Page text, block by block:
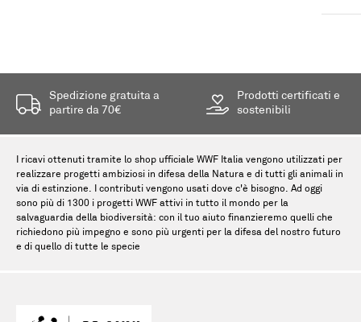
Spedizione gratuita a
partire da 70€
Prodotti certificati e
sostenibili
I ricavi ottenuti tramite lo shop ufficiale WWF Italia vengono utilizzati per
realizzare progetti ambiziosi in difesa della Natura e di tutti gli animali in
via di estinzione. I contributi vengono usati dove c'è bisogno. Ad oggi
sono più di 1300 i progetti WWF attivi in tutto il mondo per la
salvaguardia della biodiversità: con il tuo aiuto finanzieremo quelli che
richiedono più impegno e sono più urgenti per la difesa del nostro futuro
e di quello di tutte le specie